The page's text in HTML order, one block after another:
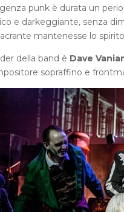
punk è durata un
e darkeggiante, senza
mantenesse lo
della band è Dave
sopraffino e